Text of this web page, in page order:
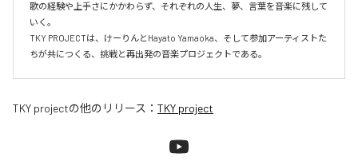
歌の経験や上手さにかかわらず、それぞれの人生、夢、言葉を音楽に残して
いく。
TKY PROJECTは、けーりんとHayato Yamaoka、そして参加アーティストた
ちが共につくる、挑戦と再出発の音楽プロジェクトである。
TKY projectの他のリリース： TKY project